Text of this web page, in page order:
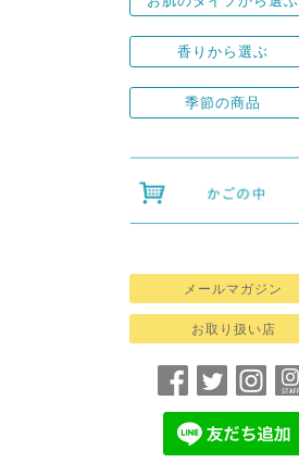
香りから選ぶ
季節の商品
メールマガジン
お取り扱い店